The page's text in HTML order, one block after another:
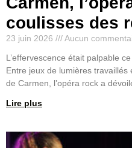
coulisses des
23 juin 2026
Aucun
L’effervescence était palpable
Entre jeux de lumières travaillés
de Carmen, l’opéra rock a
Lire plus